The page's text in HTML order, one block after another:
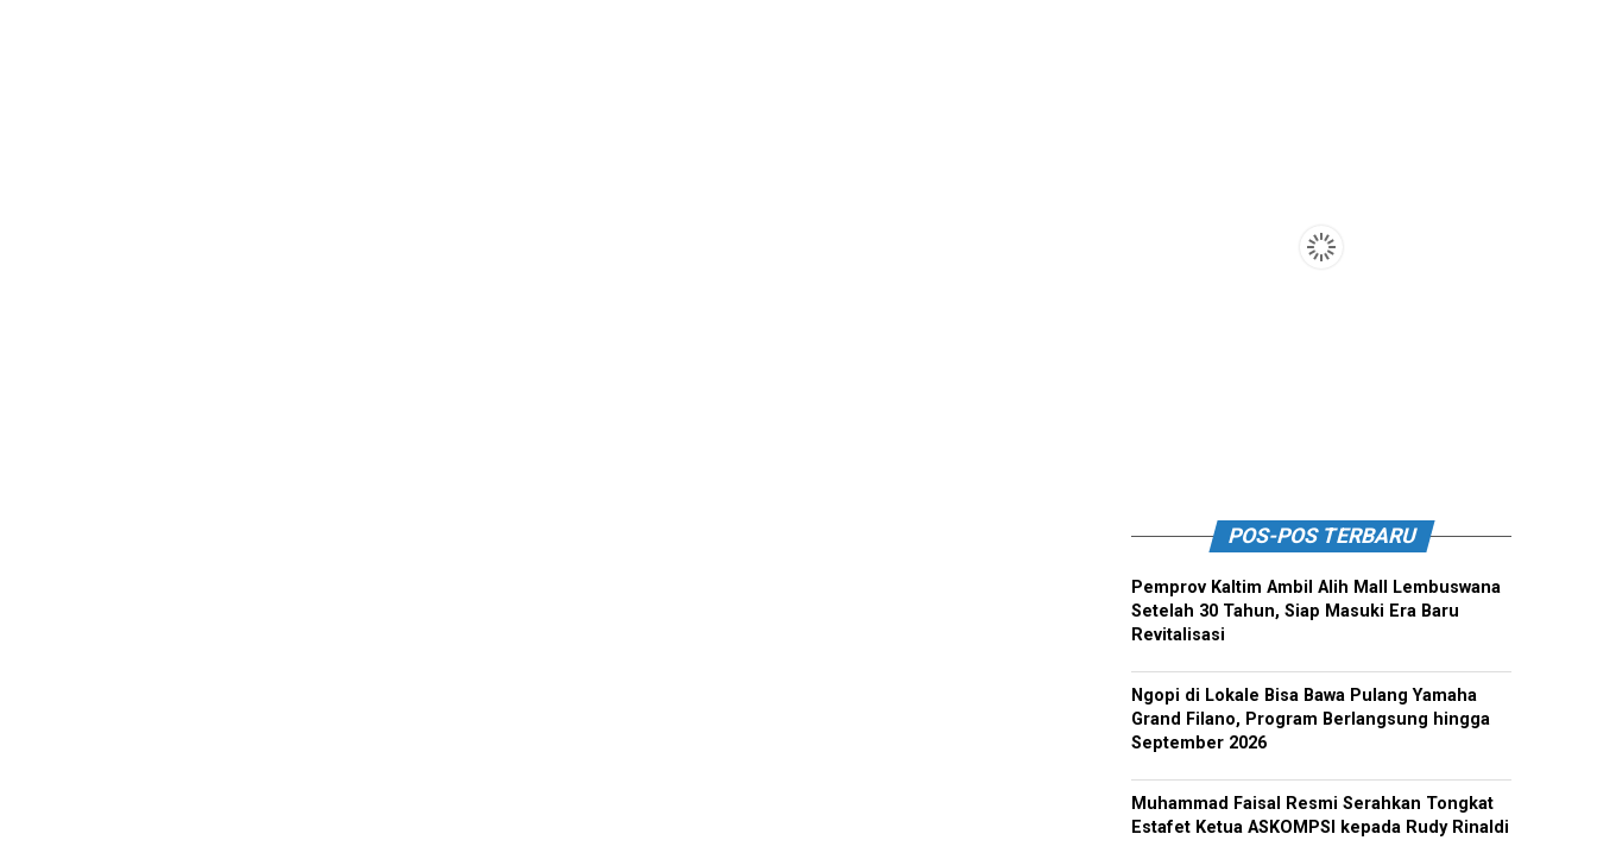
POS-POS TERBARU
Pemprov Kaltim Ambil Alih Mall Lembuswana
Setelah 30 Tahun, Siap Masuki Era Baru
Revitalisasi
Ngopi di Lokale Bisa Bawa Pulang Yamaha
Grand Filano, Program Berlangsung hingga
September 2026
Muhammad Faisal Resmi Serahkan Tongkat
Estafet Ketua ASKOMPSI kepada Rudy Rinaldi